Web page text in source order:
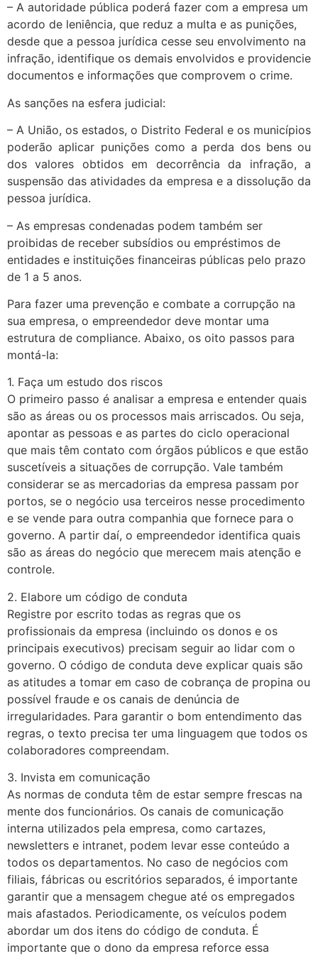
– A autoridade pública poderá fazer com a empresa um
acordo de leniência, que reduz a multa e as punições,
desde que a pessoa jurídica cesse seu envolvimento na
infração, identifique os demais envolvidos e providencie
documentos e informações que comprovem o crime.
As sanções na esfera judicial:
– A União, os estados, o Distrito Federal e os municípios
poderão aplicar punições como a perda dos bens ou
dos valores obtidos em decorrência da infração, a
suspensão das atividades da empresa e a dissolução da
pessoa jurídica.
– As empresas condenadas podem também ser
proibidas de receber subsídios ou empréstimos de
entidades e instituições financeiras públicas pelo prazo
de 1 a 5 anos.
Para fazer uma prevenção e combate a corrupção na
sua empresa, o empreendedor deve montar uma
estrutura de compliance. Abaixo, os oito passos para
montá-la:
1. Faça um estudo dos riscos
O primeiro passo é analisar a empresa e entender quais
são as áreas ou os processos mais arriscados. Ou seja,
apontar as pessoas e as partes do ciclo operacional
que mais têm contato com órgãos públicos e que estão
suscetíveis a situações de corrupção. Vale também
considerar se as mercadorias da empresa passam por
portos, se o negócio usa terceiros nesse procedimento
e se vende para outra companhia que fornece para o
governo. A partir daí, o empreendedor identifica quais
são as áreas do negócio que merecem mais atenção e
controle.
2. Elabore um código de conduta
Registre por escrito todas as regras que os
profissionais da empresa (incluindo os donos e os
principais executivos) precisam seguir ao lidar com o
governo. O código de conduta deve explicar quais são
as atitudes a tomar em caso de cobrança de propina ou
possível fraude e os canais de denúncia de
irregularidades. Para garantir o bom entendimento das
regras, o texto precisa ter uma linguagem que todos os
colaboradores compreendam.
3. Invista em comunicação
As normas de conduta têm de estar sempre frescas na
mente dos funcionários. Os canais de comunicação
interna utilizados pela empresa, como cartazes,
newsletters e intranet, podem levar esse conteúdo a
todos os departamentos. No caso de negócios com
filiais, fábricas ou escritórios separados, é importante
garantir que a mensagem chegue até os empregados
mais afastados. Periodicamente, os veículos podem
abordar um dos itens do código de conduta. É
importante que o dono da empresa reforce essa